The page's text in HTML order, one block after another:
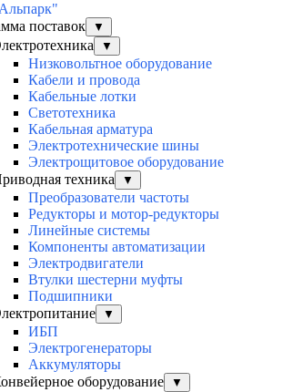
поставок
▼
▼
Низковольтное оборудование
Кабели и провода
Кабельные лотки
Светотехника
Кабельная арматура
Электротехнические шины
Электрощитовое оборудование
техника
▼
Преобразователи частоты
Редукторы и мотор-редукторы
Линейные системы
Компоненты автоматизации
Электродвигатели
Втулки шестерни муфты
Подшипники
▼
ИБП
Электрогенераторы
Аккумуляторы
оборудование
▼